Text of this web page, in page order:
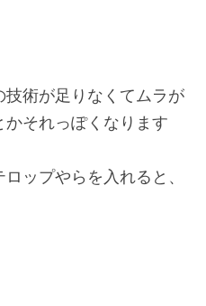
術が足りなくてムラが
かそれっぽくなります
ップやらを入れると、